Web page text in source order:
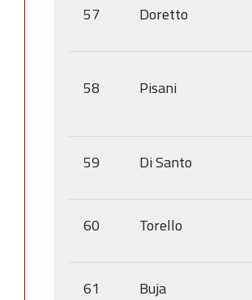
57 Doretto
58 Pisani
59 Di Santo
60 Torello
61 Buja